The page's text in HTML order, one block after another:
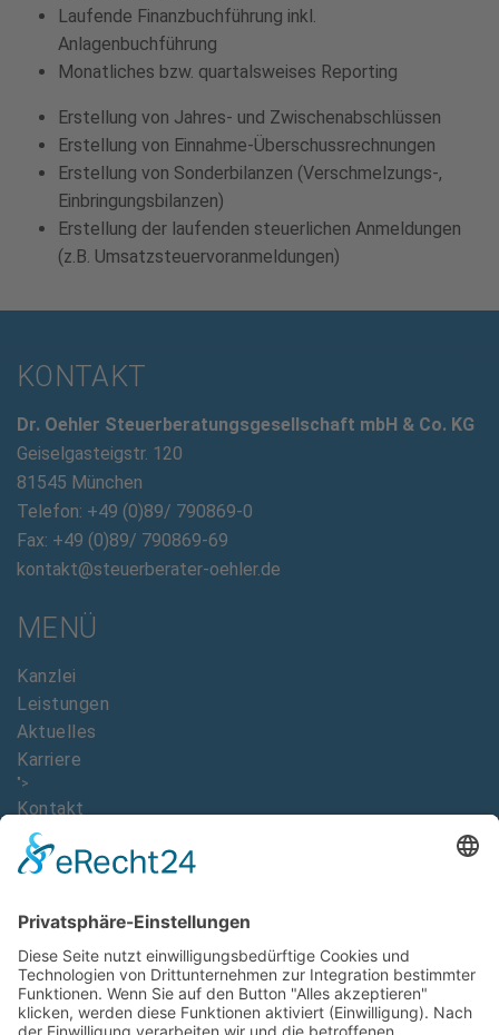
Laufende Finanzbuchführung inkl.
Anlagenbuchführung
Monatliches bzw. quartalsweises Reporting
Erstellung von Jahres- und Zwischenabschlüssen
Erstellung von Einnahme-Überschussrechnungen
Erstellung von Sonderbilanzen (Verschmelzungs-,
Einbringungsbilanzen)
Erstellung der laufenden steuerlichen Anmeldungen
(z.B. Umsatzsteuervoranmeldungen)
KONTAKT
Dr. Oehler Steuerberatungsgesellschaft mbH & Co. KG
Geiselgasteigstr. 120
81545 München
Telefon: +49 (0)89/ 790869-0
Fax: +49 (0)89/ 790869-69
kontakt@steuerberater-oehler.de
MENÜ
Kanzlei
Leistungen
Aktuelles
Karriere
">
Kontakt
DOWNLOADS
Imagebroschüre Dr. Ralph Oehler
AAB Allgemeine Auftragsbedingungen